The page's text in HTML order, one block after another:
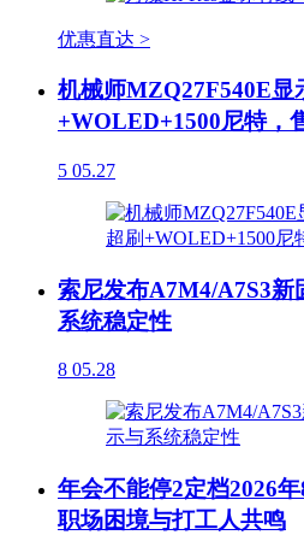
优惠直达 >
机械师MZQ27F540E显
+WOLED+1500尼特，
5 05.27
索尼发布A7M4/A7S3
系统稳定性
8 05.28
年会不能停2定档2026
职场困境与打工人共鸣